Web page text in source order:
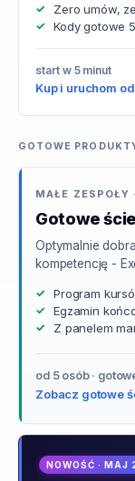
Zero umów,
Kody gotowe
start w 5 minut
Kup i uruchom
GOTOWE
MAŁE ZESPOŁY
Gotowe
Optymalnie
kompetencję -
Program
Egzamin
Z panelem
od 5 osób ·
Zobacz gotowe
NOWOŚĆ · MAJ